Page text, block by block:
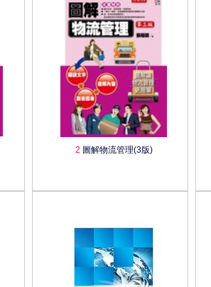
2 圖解物流管理(3版)